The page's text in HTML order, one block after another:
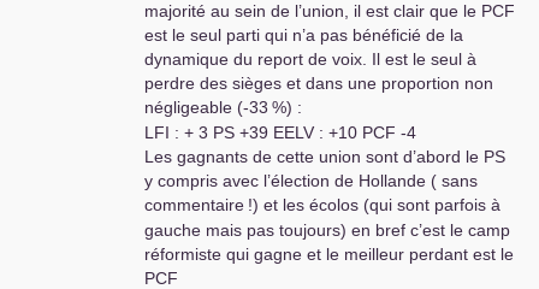
majorité au sein de l’union, il est clair que le PCF
est le seul parti qui n’a pas bénéficié de la
dynamique du report de voix. Il est le seul à
perdre des sièges et dans une proportion non
négligeable (-33 %) :
LFI : + 3 PS +39 EELV : +10 PCF -4
Les gagnants de cette union sont d’abord le PS
y compris avec l’élection de Hollande ( sans
commentaire !) et les écolos (qui sont parfois à
gauche mais pas toujours) en bref c’est le camp
réformiste qui gagne et le meilleur perdant est le
PCF